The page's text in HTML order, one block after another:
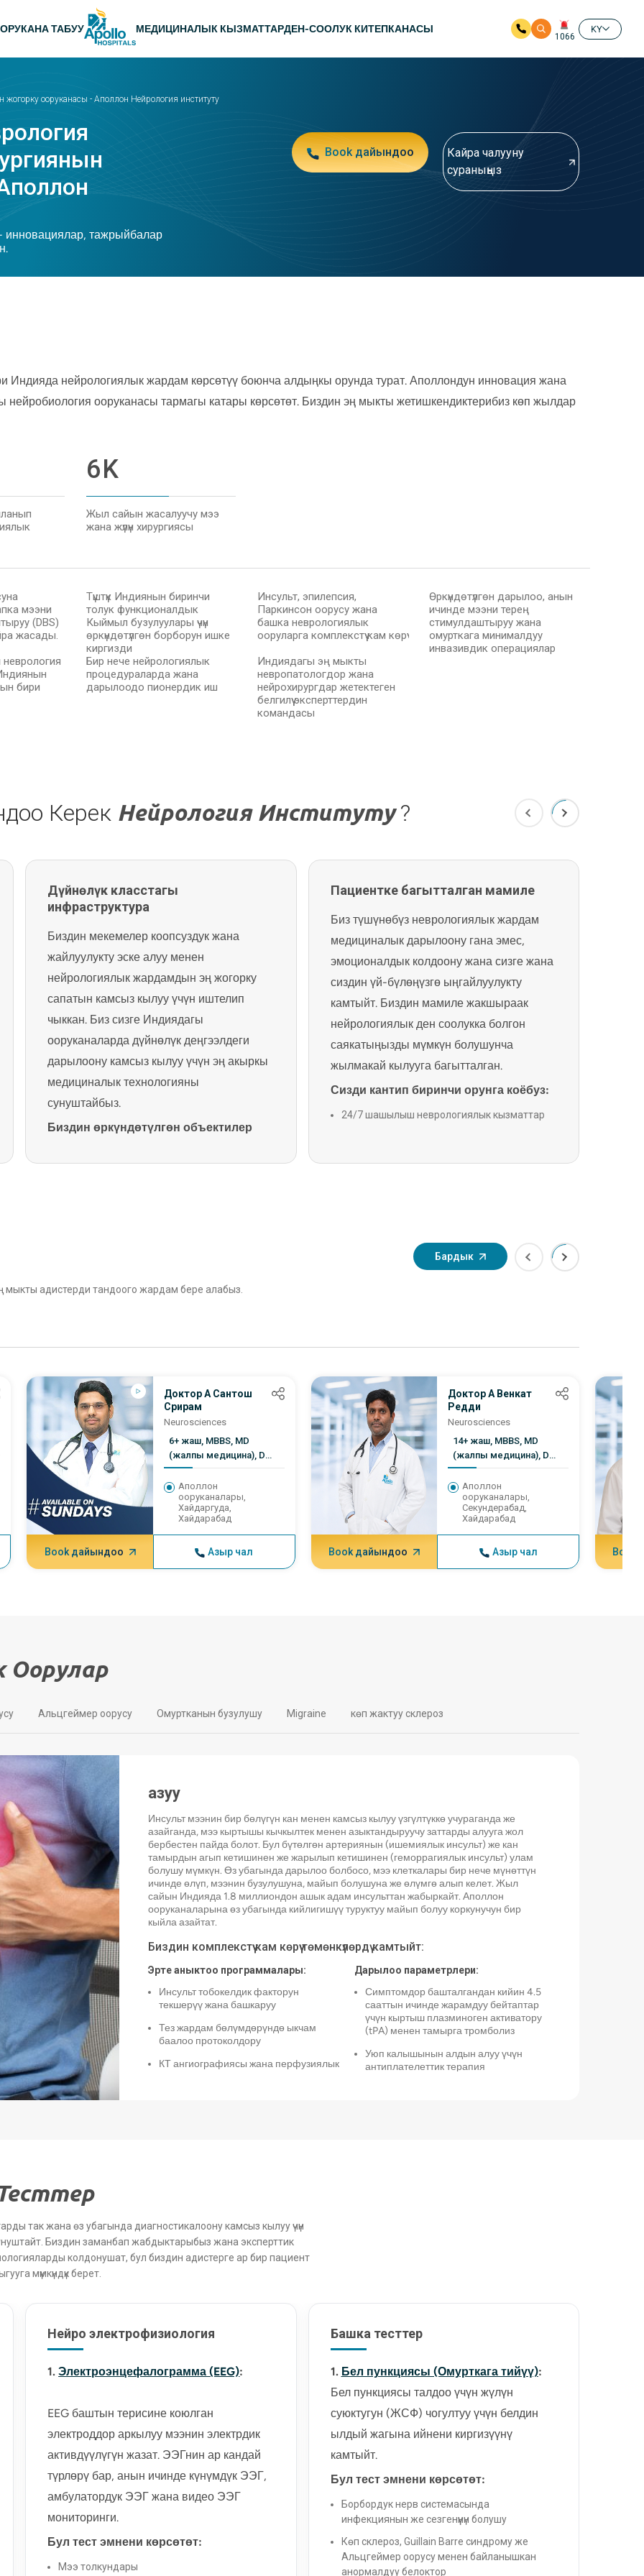
ТАБУУ МЕДИЦИНАЛЫК КЫЗМАТТАРДЕН-СООЛУК КИТЕПКАНАСЫ
1066
KY
ооруканасы - Аполлон Нейрология институту
инновациялар, тажрыйбалар
Book дайындоо
Кайра чалууну
сураныңыз
Индияда нейрологиялык жардам көрсөтүү боюнча алдыңкы орунда турат. Аполлондун инновация жана
ооруканасы тармагы катары көрсөтөт. Биздин эң мыкты жетишкендиктерибиз көп жылдар
6K
Жыл сайын жасалуучу мээ
жана жүлүн хирургиясы
мээни
(DBS)
жасады.
Түштүк Индиянын биринчи
толук функционалдык
Кыймыл бузулуулары үчүн
өркүндөтүлгөн борборун ишке
киргизди
Инсульт, эпилепсия,
Паркинсон оорусу жана
башка неврологиялык
ооруларга комплекстүү кам көрүү
Өркүндөтүлгөн дарылоо, анын
ичинде мээни терең
стимулдаштыруу жана
омурткага минималдуу
инвазивдик операциялар
бири
Бир нече нейрологиялык
процедураларда жана
дарылоодо пионердик иш
Индиядагы эң мыкты
невропатологдор жана
нейрохирургдар жетектеген
белгилүү эксперттердин
командасы
Керек Нейрология Институту?
Дүйнөлүк класстагы
инфраструктура
Биздин мекемелер коопсуздук жана
жайлуулукту эске алуу менен
нейрологиялык жардамдын эң жогорку
сапатын камсыз кылуу үчүн иштелип
чыккан. Биз сизге Индиядагы
ооруканаларда дүйнөлүк деңгээлдеги
дарылоону камсыз кылуу үчүн эң акыркы
медициналык технологияны
сунуштайбыз.
Биздин өркүндөтүлгөн объектилер
микроскоптор жана компьютердик
Пациентке багытталган мамиле
Биз түшүнөбүз неврологиялык жардам
медициналык дарылоону гана эмес,
эмоционалдык колдоону жана сизге жана
сиздин үй-бүлөңүзгө ыңгайлуулукту
камтыйт. Биздин мамиле жакшыраак
нейрологиялык ден соолукка болгон
саякатыңызды мүмкүн болушунча
жылмакай кылууга багытталган.
Сизди кантип биринчи орунга коёбуз:
24/7 шашылыш неврологиялык кызматтар
мыкты адистерди тандоого жардам бере алабыз.
Доктор А Сантош
Срирам
Neurosciences
6+ жаш, MBBS, MD
(жалпы медицина), DM
(неврология)
Аполлон
ооруканалары,
Хайдаргуда,
Хайдарабад
Book дайындоо Азыр чал
Доктор А Венкат
Редди
Neurosciences
14+ жаш, MBBS, MD
(жалпы медицина), DM
(неврология)
Аполлон
ооруканалары,
Секундерабад,
Хайдарабад
Book дайындоо Азыр чал Book
Бардык
Оорулар
Альцгеймер оорусу Омуртканын бузулушу Migraine көп жактуу склероз
азуу
Инсульт мээнин бир бөлүгүн кан менен камсыз кылуу үзгүлтүккө учураганда же
азайганда, мээ кыртышы кычкылтек менен азыктандыруучу заттарды алууга жол
бербестен пайда болот. Бул бүтөлгөн артериянын (ишемиялык инсульт) же кан
тамырдын агып кетишинен же жарылып кетишинен (геморрагиялык инсульт) улам
болушу мүмкүн. Өз убагында дарылоо болбосо, мээ клеткалары бир нече мүнөттүн
ичинде өлүп, мээнин бузулушуна, майып болушуна же өлүмгө алып келет. Жыл
сайын Индияда 1.8 миллиондон ашык адам инсульттан жабыркайт. Аполлон
ооруканаларына өз убагында кийлигишүү туруктуу майып болуу коркунучун бир
кыйла азайтат.
Биздин комплекстүү кам көрүү төмөнкүлөрдү камтыйт:
Эрте аныктоо программалары:
Инсульт тобокелдик факторун
текшерүү жана башкаруу
Тез жардам бөлүмдөрүндө ыкчам
баалоо протоколдору
КТ ангиографиясы жана перфузиялык
Дарылоо параметрлери:
Симптомдор башталгандан кийин 4.5
сааттын ичинде жарамдуу бейтаптар
үчүн кыртыш плазминоген активатору
(tPA) менен тамырга тромболиз
Уюп калышынын алдын алуу үчүн
антиплателеттик терапия
жарылып кеткен аневризмалар үчүн
хирургиялык кесүү
Орто мээнин залалдуу инфаркты үчүн
нейропсихологиялык колдоо
так жана өз убагында диагностикалоону камсыз кылуу үчүн
Биздин заманбап жабдыктарыбыз жана эксперттик
колдонушат, бул биздин адистерге ар бир пациент
мүмкүндүк берет.
Нейро электрофизиология
1.Электроэнцефалограмма (EEG):
EEG баштын терисине коюлган
электроддор аркылуу мээнин электрдик
активдүүлүгүн жазат. ЭЭГнин ар кандай
түрлөрү бар, анын ичинде күнүмдүк ЭЭГ,
амбулатордук ЭЭГ жана видео ЭЭГ
мониторинги.
Бул тест эмнени көрсөтөт:
Мээ толкундары
Башка тесттер
1. Бел пункциясы (Омурткага тийүү):
Бел пункциясы талдоо үчүн жүлүн
суюктугун (ЖСФ) чогултуу үчүн белдин
ылдый жагына ийнени киргизүүнү
камтыйт.
Бул тест эмнени көрсөтөт:
Борбордук нерв системасында
инфекциянын же сезгенүүнүн болушу
Көп склероз, Guillain Barre синдрому же
Альцгеймер оорусу менен байланышкан
анормалдуу белоктор